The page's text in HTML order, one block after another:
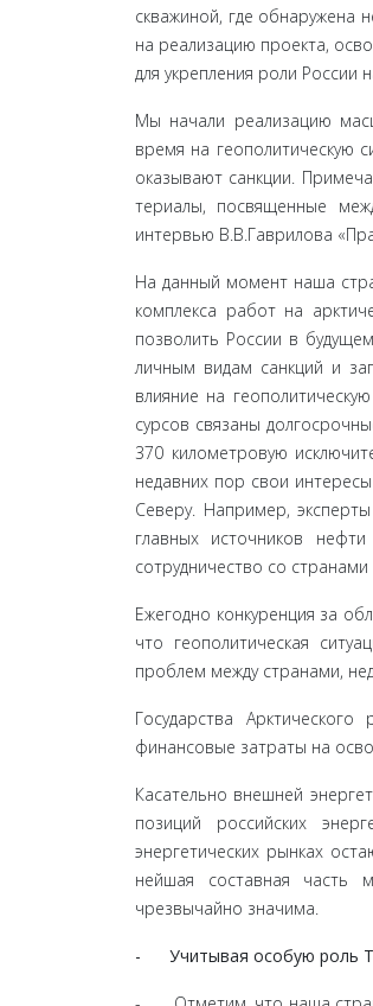
скважиной, где обнаружена
на реализацию проекта,
для укрепления роли России
Мы начали реализацию
время на геополитическую
оказывают санкции.
териалы, посвященные
интер­вью В.В.Гаврилова
На данный момент наша
комплекса работ на
позволить России в
личным видам санкций и
влияние на
сурсов связаны
370 километровую
недав­них пор свои
Северу. Например,
главных источ­ников
сотрудничество со
Ежегодно конкуренция за
что геополитическая
проблем между странами,
Государства
финансо­вые затраты на
Касательно внешней
позиций российских
энергетических рынках
нейшая составная часть
чрезвычайно значима.
- Учитывая особую роль